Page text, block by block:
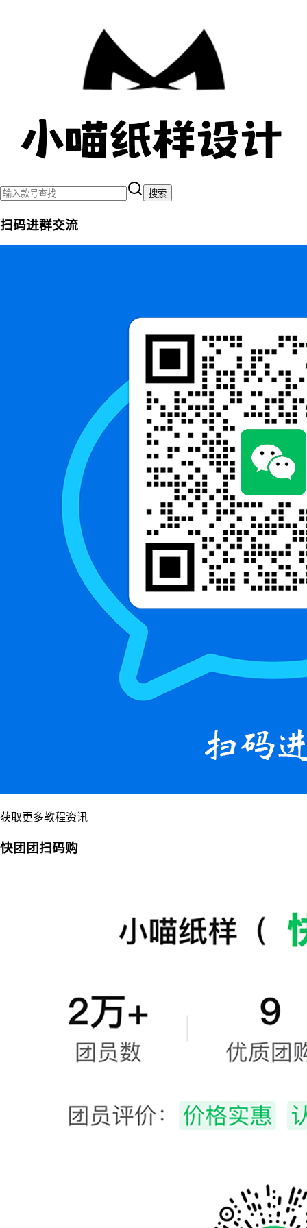
搜索
扫码进群交流
获取更多教程资讯
快团团扫码购